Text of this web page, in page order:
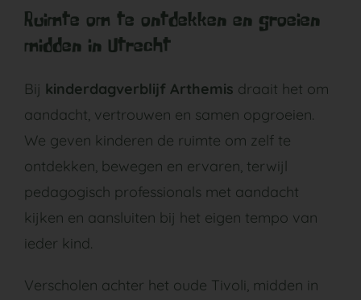
Ruimte om te ontdekken en groeien
midden in Utrecht
Bij kinderdagverblijf Arthemis draait het om
aandacht, vertrouwen en samen opgroeien.
We geven kinderen de ruimte om zelf te
ontdekken, bewegen en ervaren, terwijl
pedagogisch professionals met aandacht
kijken en aansluiten bij het eigen tempo van
ieder kind.
Verscholen achter het oude Tivoli, midden in